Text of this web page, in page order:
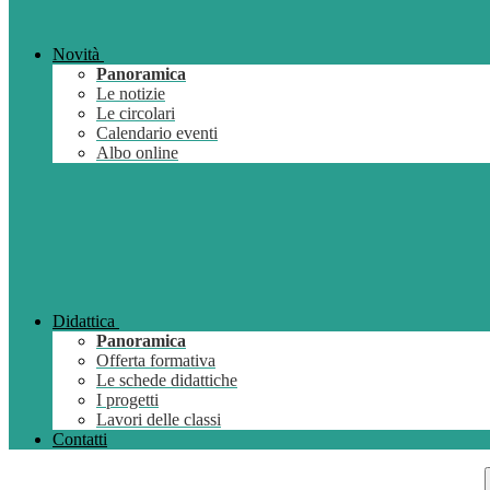
Novità
Panoramica
Le notizie
Le circolari
Calendario eventi
Albo online
Didattica
Panoramica
Offerta formativa
Le schede didattiche
I progetti
Lavori delle classi
Contatti